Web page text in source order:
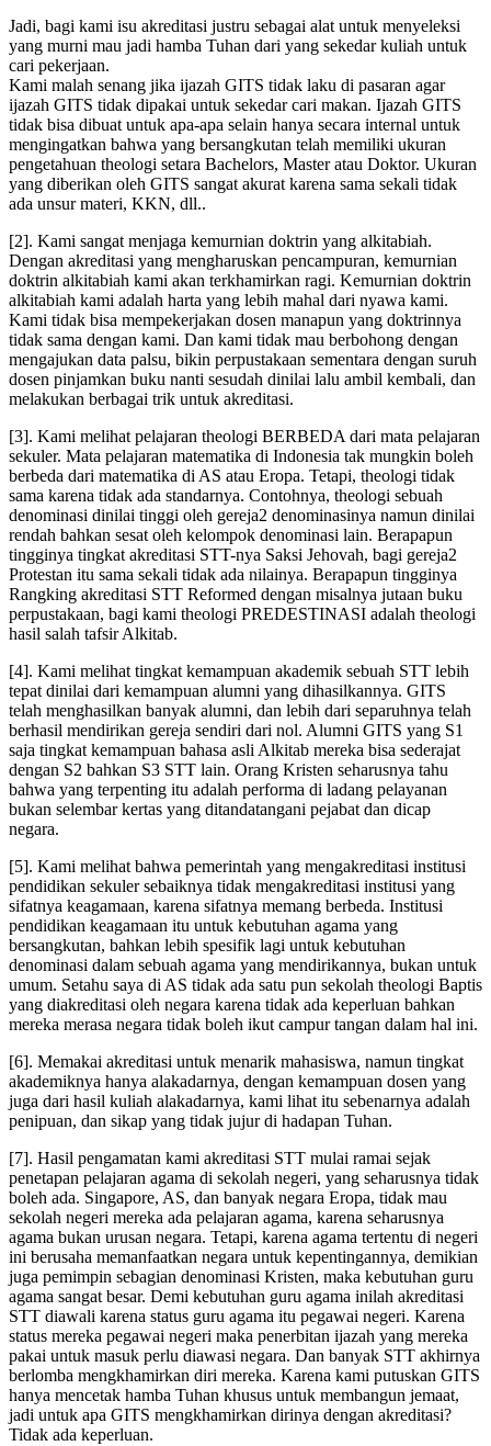
Jadi, bagi kami isu akreditasi justru sebagai alat untuk menyeleksi
yang murni mau jadi hamba Tuhan dari yang sekedar kuliah untuk
cari pekerjaan.
Kami malah senang jika ijazah GITS tidak laku di pasaran agar
ijazah GITS tidak dipakai untuk sekedar cari makan. Ijazah GITS
tidak bisa dibuat untuk apa-apa selain hanya secara internal untuk
mengingatkan bahwa yang bersangkutan telah memiliki ukuran
pengetahuan theologi setara Bachelors, Master atau Doktor. Ukuran
yang diberikan oleh GITS sangat akurat karena sama sekali tidak
ada unsur materi, KKN, dll..
[2]. Kami sangat menjaga kemurnian doktrin yang alkitabiah.
Dengan akreditasi yang mengharuskan pencampuran, kemurnian
doktrin alkitabiah kami akan terkhamirkan ragi. Kemurnian doktrin
alkitabiah kami adalah harta yang lebih mahal dari nyawa kami.
Kami tidak bisa mempekerjakan dosen manapun yang doktrinnya
tidak sama dengan kami. Dan kami tidak mau berbohong dengan
mengajukan data palsu, bikin perpustakaan sementara dengan suruh
dosen pinjamkan buku nanti sesudah dinilai lalu ambil kembali, dan
melakukan berbagai trik untuk akreditasi.
[3]. Kami melihat pelajaran theologi BERBEDA dari mata pelajaran
sekuler. Mata pelajaran matematika di Indonesia tak mungkin boleh
berbeda dari matematika di AS atau Eropa. Tetapi, theologi tidak
sama karena tidak ada standarnya. Contohnya, theologi sebuah
denominasi dinilai tinggi oleh gereja2 denominasinya namun dinilai
rendah bahkan sesat oleh kelompok denominasi lain. Berapapun
tingginya tingkat akreditasi STT-nya Saksi Jehovah, bagi gereja2
Protestan itu sama sekali tidak ada nilainya. Berapapun tingginya
Rangking akreditasi STT Reformed dengan misalnya jutaan buku
perpustakaan, bagi kami theologi PREDESTINASI adalah theologi
hasil salah tafsir Alkitab.
[4]. Kami melihat tingkat kemampuan akademik sebuah STT lebih
tepat dinilai dari kemampuan alumni yang dihasilkannya. GITS
telah menghasilkan banyak alumni, dan lebih dari separuhnya telah
berhasil mendirikan gereja sendiri dari nol. Alumni GITS yang S1
saja tingkat kemampuan bahasa asli Alkitab mereka bisa sederajat
dengan S2 bahkan S3 STT lain. Orang Kristen seharusnya tahu
bahwa yang terpenting itu adalah performa di ladang pelayanan
bukan selembar kertas yang ditandatangani pejabat dan dicap
negara.
[5]. Kami melihat bahwa pemerintah yang mengakreditasi institusi
pendidikan sekuler sebaiknya tidak mengakreditasi institusi yang
sifatnya keagamaan, karena sifatnya memang berbeda. Institusi
pendidikan keagamaan itu untuk kebutuhan agama yang
bersangkutan, bahkan lebih spesifik lagi untuk kebutuhan
denominasi dalam sebuah agama yang mendirikannya, bukan untuk
umum. Setahu saya di AS tidak ada satu pun sekolah theologi Baptis
yang diakreditasi oleh negara karena tidak ada keperluan bahkan
mereka merasa negara tidak boleh ikut campur tangan dalam hal ini.
[6]. Memakai akreditasi untuk menarik mahasiswa, namun tingkat
akademiknya hanya alakadarnya, dengan kemampuan dosen yang
juga dari hasil kuliah alakadarnya, kami lihat itu sebenarnya adalah
penipuan, dan sikap yang tidak jujur di hadapan Tuhan.
[7]. Hasil pengamatan kami akreditasi STT mulai ramai sejak
penetapan pelajaran agama di sekolah negeri, yang seharusnya tidak
boleh ada. Singapore, AS, dan banyak negara Eropa, tidak mau
sekolah negeri mereka ada pelajaran agama, karena seharusnya
agama bukan urusan negara. Tetapi, karena agama tertentu di negeri
ini berusaha memanfaatkan negara untuk kepentingannya, demikian
juga pemimpin sebagian denominasi Kristen, maka kebutuhan guru
agama sangat besar. Demi kebutuhan guru agama inilah akreditasi
STT diawali karena status guru agama itu pegawai negeri. Karena
status mereka pegawai negeri maka penerbitan ijazah yang mereka
pakai untuk masuk perlu diawasi negara. Dan banyak STT akhirnya
berlomba mengkhamirkan diri mereka. Karena kami putuskan GITS
hanya mencetak hamba Tuhan khusus untuk membangun jemaat,
jadi untuk apa GITS mengkhamirkan dirinya dengan akreditasi?
Tidak ada keperluan.